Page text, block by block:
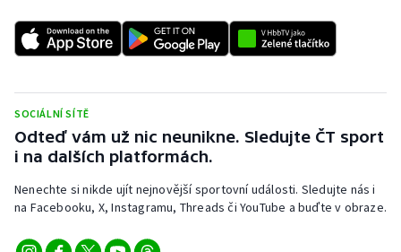
Short track
Sportovní střelba
Stolní tenis
Triatlon
SOCIÁLNÍ SÍTĚ
Odteď vám už nic neunikne. Sledujte ČT sport
i na dalších platformách.
Nenechte si nikde ujít nejnovější sportovní události. Sledujte nás i
na Facebooku, X, Instagramu, Threads či YouTube a buďte v obraze.